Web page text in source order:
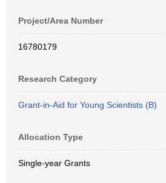
Project/Area Number
16780179
Research Category
Grant-in-Aid for Young Scientists (B)
Allocation Type
Single-year Grants